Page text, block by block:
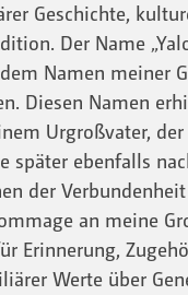
Geschichte,
Der Name
Namen meiner
Diesen Namen
Urgroßvater,
später ebenfalls
der
an meine
Erinnerung,
Werte über